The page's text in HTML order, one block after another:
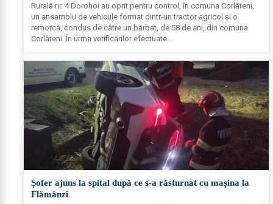
Rurală nr. 4 Dorohoi au oprit pentru control, în comuna Corlăteni,
un ansamblu de vehicule format dintr-un tractor agricol și o
remorcă, condus de către un bărbat, de 58 de ani, din comuna
Corlăteni. În urma verificărilor efectuate...
Șofer ajuns la spital după ce s-a răsturnat cu mașina la
Flămânzi